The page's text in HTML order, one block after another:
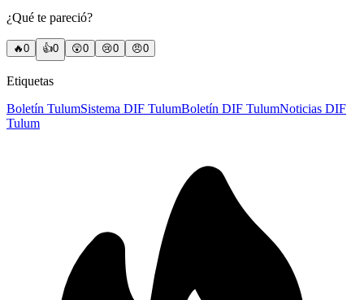
¿Qué te pareció?
🔥0 👍0 😲0 😢0 😠0
Etiquetas
Boletín TulumSistema DIF TulumBoletín DIF TulumNoticias DIF
Tulum